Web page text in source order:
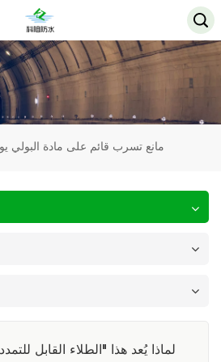
مانع تسرب قائم على مادة البولي
لماذا يُعد هذا "الطلاء القابل